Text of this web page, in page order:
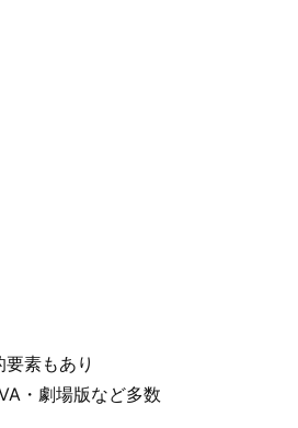
素もあり
・劇場版など多数